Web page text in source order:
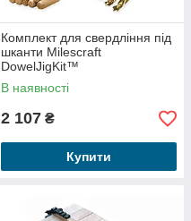
Комплект для свердління під
шканти Milescraft
DowelJigKit™
В наявності
2 107 ₴
Купити